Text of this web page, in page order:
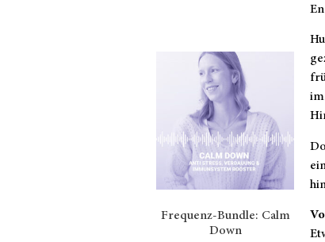
Frequenz-Bundle: Calm
Down